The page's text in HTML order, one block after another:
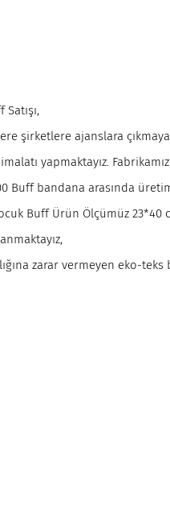
şirketlere ajanslara
yapmaktayız.
Buff bandana arasında
Buff Ürün Ölçümüz 23*40
zarar vermeyen eko-teks